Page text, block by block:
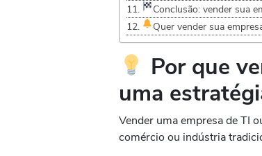
Conclusão: vender sua
Quer vender sua
Por que
uma
Vender uma empresa de TI
comércio ou indústria